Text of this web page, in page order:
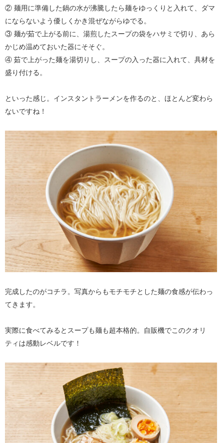
② 麺用に準備した鍋の水が沸騰したら麺をゆっくりと入れて、ダマ
にならないよう優しくかき混ぜながらゆでる。
③ 麺が茹で上がる前に、湯煎したスープの袋をハサミで切り、あら
かじめ温めておいた器にそそぐ。
④ 茹で上がった麺を湯切りし、スープの入った器に入れて、具材を
盛り付ける。
といった感じ。インスタントラーメンを作るのと、ほとんど変わら
ないですね！
完成したのがコチラ。写真からもモチモチとした麺の食感が伝わっ
てきます。
実際に食べてみるとスープも麺も超本格的。自販機でこのクオリ
ティは感動レベルです！